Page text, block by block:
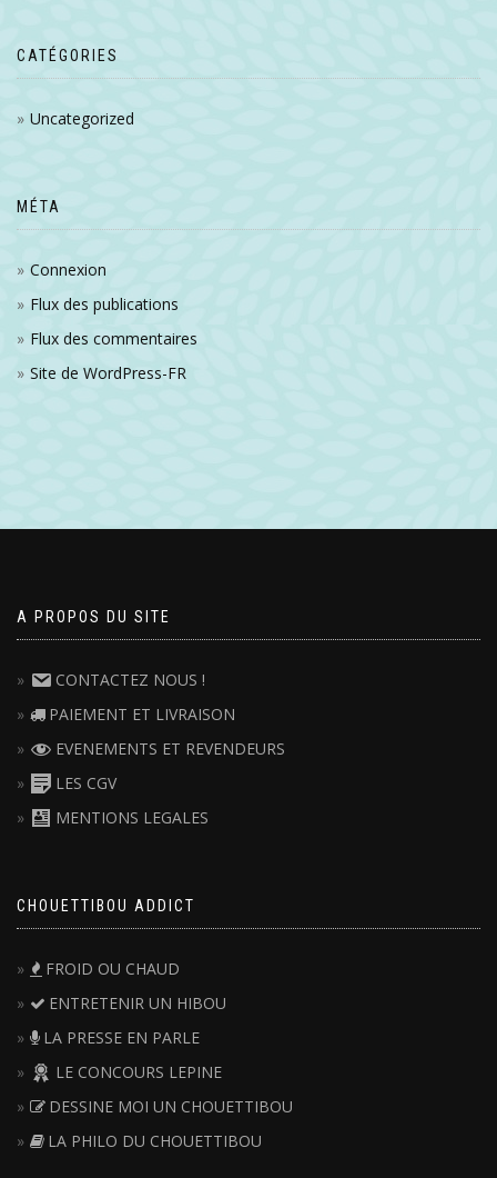
CATÉGORIES
Uncategorized
MÉTA
Connexion
Flux des publications
Flux des commentaires
Site de WordPress-FR
A PROPOS DU SITE
CONTACTEZ NOUS !
PAIEMENT ET LIVRAISON
EVENEMENTS ET REVENDEURS
LES CGV
MENTIONS LEGALES
CHOUETTIBOU ADDICT
FROID OU CHAUD
ENTRETENIR UN HIBOU
LA PRESSE EN PARLE
LE CONCOURS LEPINE
DESSINE MOI UN CHOUETTIBOU
LA PHILO DU CHOUETTIBOU